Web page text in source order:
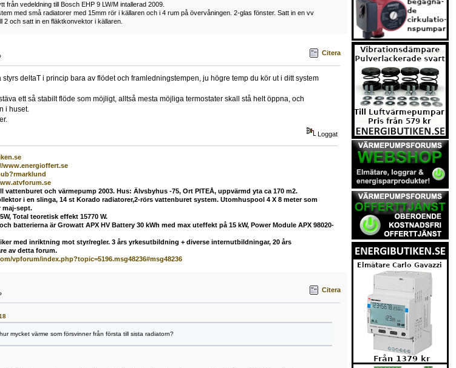
från vedeldning till Bosch EHP 9 LW/M intallerad 2009.
med små radiatorer med 15mm rör i källaren och i 4 rum på övervåningen. 2-glas fönster. Satt in en vv
2 och satt in en fläktkonvektor i källaren.
Citera
styrs deltaT i princip bara av flödet och framledningstempen, ju högre temp du kör ut i ditt system
ett så stabilt flöde som möjligt, alltså mesta möjliga termostater skall stå helt öppna, och
i huset.
Loggat
www.energioffert.se
och värmepump 2003. Hus: Älvsbyhus -75, Ort PITEÅ, uppvärmd yta ca 170 m2.
i en slinga, 14 st Korado radiatorer,2-rörs vattenburet system. Utomhuspool 4 X 8 meter som
maj-sept.
Total teoretisk effekt 15770 W.
batterierna är Growatt APX HV Battery 30 kWh med max uteffekt på 15 kW, Power Module APX 98020-
med inriktning mot styr/regler. 3 års yrkesutbildning + diverse internutbildningar, 20 års
av detta forum.
vpforum/index.php?topic=5196.msg48236#msg48236
Citera
mycket värme som försvinner från första till sista radiatorn?